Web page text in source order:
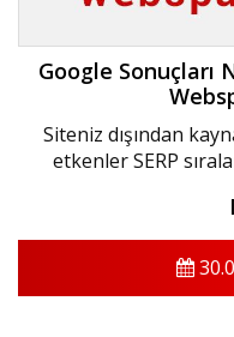
Google Sonuçları
Siteniz dışından
etkenler SERP